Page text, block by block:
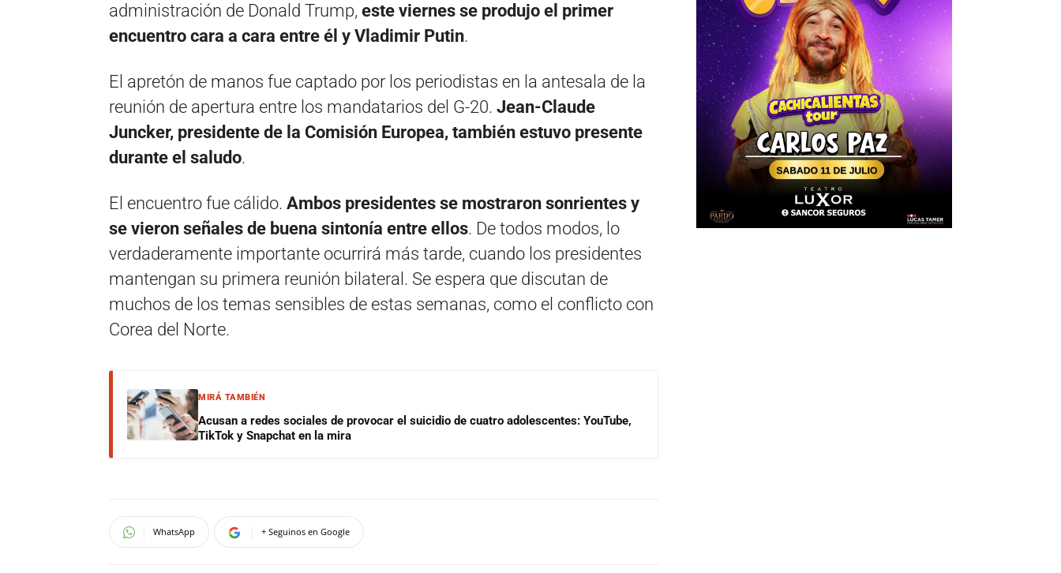
administración de Donald Trump, este viernes se produjo el primer
encuentro cara a cara entre él y Vladimir Putin.
El apretón de manos fue captado por los periodistas en la antesala de la
reunión de apertura entre los mandatarios del G-20. Jean-Claude
Juncker, presidente de la Comisión Europea, también estuvo presente
durante el saludo.
El encuentro fue cálido. Ambos presidentes se mostraron sonrientes y
se vieron señales de buena sintonía entre ellos. De todos modos, lo
verdaderamente importante ocurrirá más tarde, cuando los presidentes
mantengan su primera reunión bilateral. Se espera que discutan de
muchos de los temas sensibles de estas semanas, como el conflicto con
Corea del Norte.
MIRÁ TAMBIÉN
Acusan a redes sociales de provocar el suicidio de cuatro adolescentes: YouTube,
TikTok y Snapchat en la mira
WhatsApp + Seguinos en Google